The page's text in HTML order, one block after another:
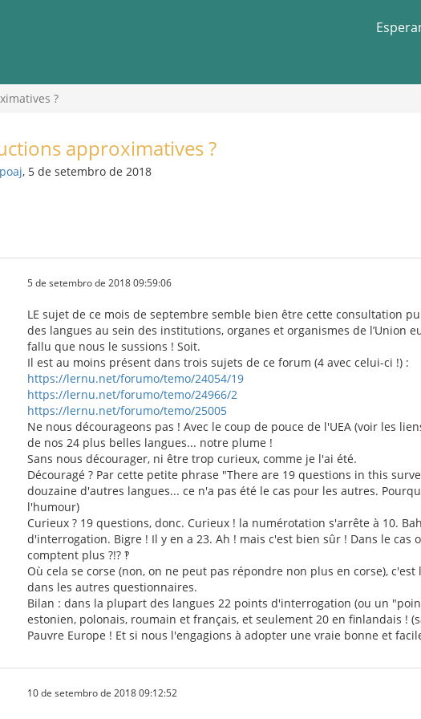
?
approximatives ?
, 5 de setembro de 2018
5 de setembro de 2018 09:59:06
LE sujet de ce mois de septembre semble bien être cette consultation
des langues au sein des institutions, organes et organismes de
fallu que nous le sussions ! Soit.
Il est au moins présent dans trois sujets de ce forum (4 avec celui-ci !) :
https://lernu.net/forumo/temo/24054/19
https://lernu.net/forumo/temo/24966/2
https://lernu.net/forumo/temo/25005
Ne nous décourageons pas ! Avec le coup de pouce de l'UEA (voir les
de nos 24 plus belles langues... notre plume !
Sans nous décourager, ni être trop curieux, comme je l'ai été.
Découragé ? Par cette petite phrase "There are 19 questions in this
douzaine d'autres langues... ce n'a pas été le cas pour les autres.
l'humour)
Curieux ? 19 questions, donc. Curieux ! la numérotation s'arrête à 10.
d'interrogation. Bigre ! Il y en a 23. Ah ! mais c'est bien sûr ! Dans le
comptent plus ?!? ‽
Où cela se corse (non, on ne peut pas répondre non plus en corse),
dans les autres questionnaires.
Bilan : dans la plupart des langues 22 points d'interrogation (ou un
estonien, polonais, roumain et français, et seulement 20 en finlandais !
Pauvre Europe ! Et si nous l'engagions à adopter une vraie bonne et
10 de setembro de 2018 09:12:52